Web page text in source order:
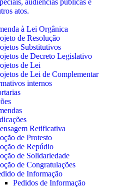
audiências públicas e
atos.
à Lei Orgânica
de Resolução
Substitutivos
de Decreto Legislativo
de Lei
de Lei de Complementar
internos
Retificativa
de Protesto
de Repúdio
de Solidariedade
de Congratulações
de Informação
Pedidos de Informação